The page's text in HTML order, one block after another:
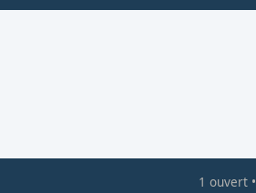
1 ouvert•